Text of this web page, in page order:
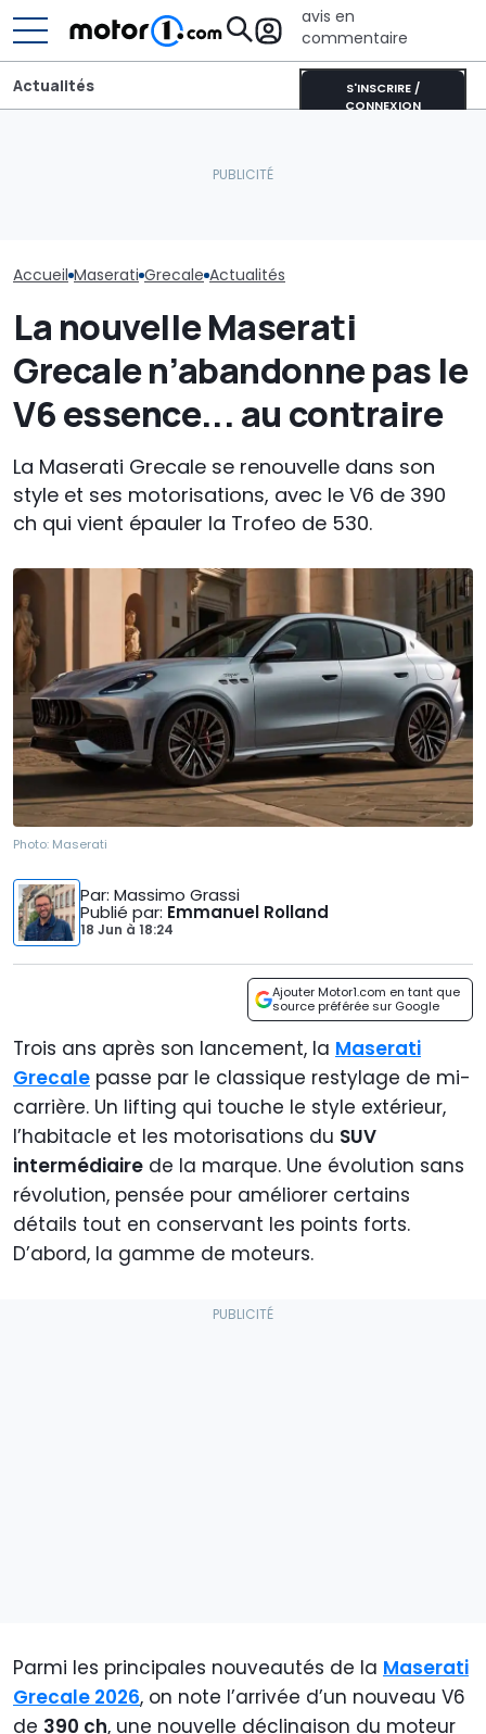
avis en
commentaire
S'INSCRIRE /
CONNEXION
Actualités
Accueil Maserati Grecale Actualités
La nouvelle Maserati
Grecale n’abandonne pas le
V6 essence... au contraire
La Maserati Grecale se renouvelle dans son
style et ses motorisations, avec le V6 de 390
ch qui vient épauler la Trofeo de 530.
Photo: Maserati
Par: Massimo Grassi
Publié par: Emmanuel Rolland
18 Jun à 18:24
Ajouter Motor1.com en tant que
source préférée sur Google
Trois ans après son lancement, la Maserati
Grecale passe par le classique restylage de mi-
carrière. Un lifting qui touche le style extérieur,
l’habitacle et les motorisations du SUV
intermédiaire de la marque. Une évolution sans
révolution, pensée pour améliorer certains
détails tout en conservant les points forts.
D’abord, la gamme de moteurs.
Parmi les principales nouveautés de la Maserati
Grecale 2026, on note l’arrivée d’un nouveau V6
de 390 ch, une nouvelle déclinaison du moteur